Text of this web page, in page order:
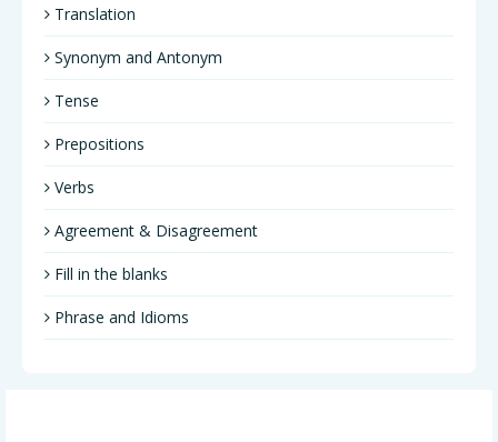
Translation
Synonym and Antonym
Tense
Prepositions
Verbs
Agreement & Disagreement
Fill in the blanks
Phrase and Idioms